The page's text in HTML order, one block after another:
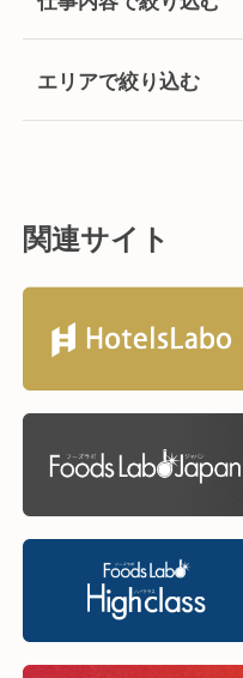
エリアで絞り込む
関連サイト